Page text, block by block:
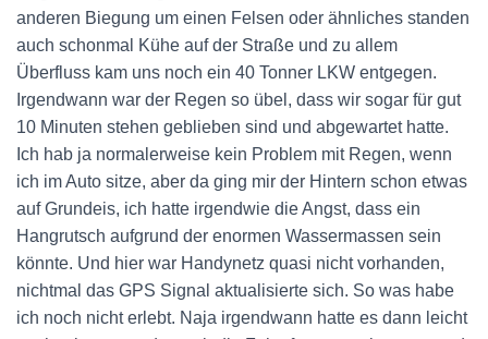
anderen Biegung um einen Felsen oder ähnliches standen
auch schonmal Kühe auf der Straße und zu allem
Überfluss kam uns noch ein 40 Tonner LKW entgegen.
Irgendwann war der Regen so übel, dass wir sogar für gut
10 Minuten stehen geblieben sind und abgewartet hatte.
Ich hab ja normalerweise kein Problem mit Regen, wenn
ich im Auto sitze, aber da ging mir der Hintern schon etwas
auf Grundeis, ich hatte irgendwie die Angst, dass ein
Hangrutsch aufgrund der enormen Wassermassen sein
könnte. Und hier war Handynetz quasi nicht vorhanden,
nichtmal das GPS Signal aktualisierte sich. So was habe
ich noch nicht erlebt. Naja irgendwann hatte es dann leicht